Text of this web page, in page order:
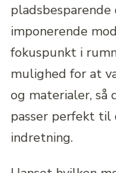
imponerende
fokuspunkt i
mulighed for at
og materialer, så
passer perfekt til
indretning.